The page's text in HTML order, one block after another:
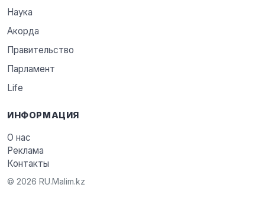
Наука
Акорда
Правительство
Парламент
Life
ИНФОРМАЦИЯ
О нас
Реклама
Контакты
© 2026 RU.Malim.kz